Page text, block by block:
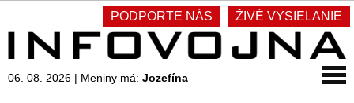
PODPORTE NÁS ŽIVÉ VYSIELANIE
06. 08. 2026 | Meniny má: Jozefína